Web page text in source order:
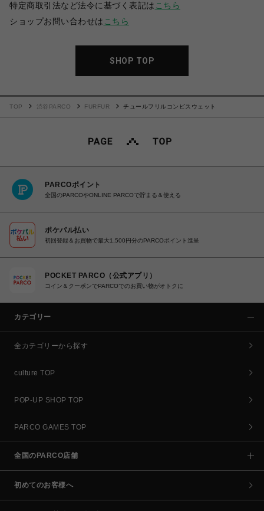
特定商取引法など法令に基づく表記は こちら
ショップお問い合わせは こちら
SHOP TOP
TOP 渋谷PARCO FURFUR チュールフリルコンビスウェット
PARCOポイント
全国のPARCOやONLINE PARCOで貯まる＆使える
ポケパル払い
初回登録＆お買物で最大1,500円分のPARCOポイント進呈
POCKET PARCO（公式アプリ）
コイン＆クーポンでPARCOでのお買い物がオトクに
カテゴリー
全カテゴリーから探す
culture TOP
POP-UP SHOP TOP
PARCO GAMES TOP
全国のPARCO店舗
初めてのお客様へ